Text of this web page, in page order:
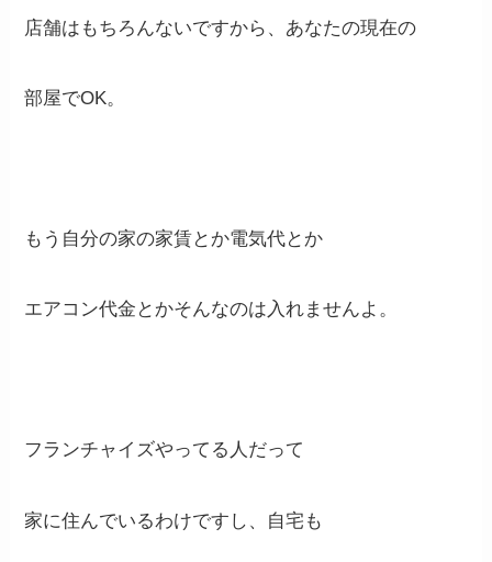
店舗はもちろんないですから、あなたの現在の
部屋でOK。
もう自分の家の家賃とか電気代とか
エアコン代金とかそんなのは入れませんよ。
フランチャイズやってる人だって
家に住んでいるわけですし、自宅も